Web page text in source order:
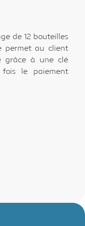
de 12 bouteilles
permet au client
grâce à une clé
le paiement